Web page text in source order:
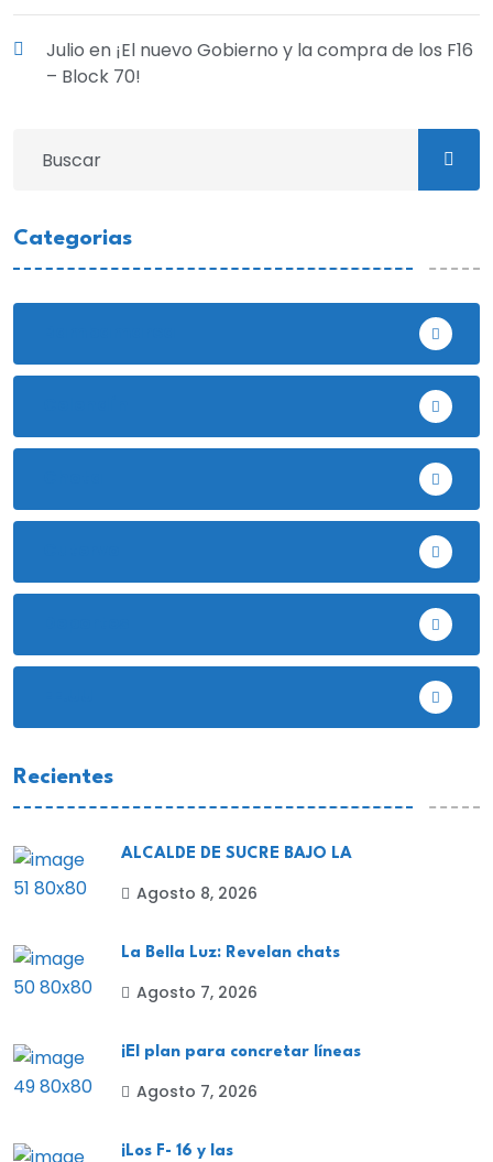
Julio en ¡El nuevo Gobierno y la compra de los F16
– Block 70!
Categorias
Recientes
ALCALDE DE SUCRE BAJO LA
Agosto 8, 2026
La Bella Luz: Revelan chats
Agosto 7, 2026
¡El plan para concretar líneas
Agosto 7, 2026
¡Los F- 16 y las